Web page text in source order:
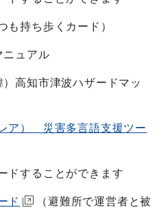
持ち歩くカード）
ュアル
高知市津波ハザードマッ
ア） 災害多言語支援ツー
ドすることができます
ド
（避難所で運営者と被